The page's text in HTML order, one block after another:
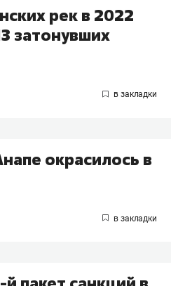
рек в 2022
затонувших
окрасилось в